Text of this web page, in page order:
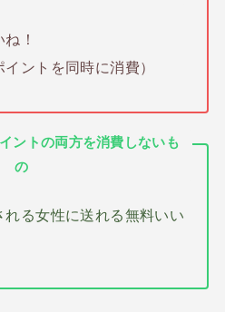
！
イントを同時に消費）
ントの両方を消費しないも
の
る女性に送れる無料いい